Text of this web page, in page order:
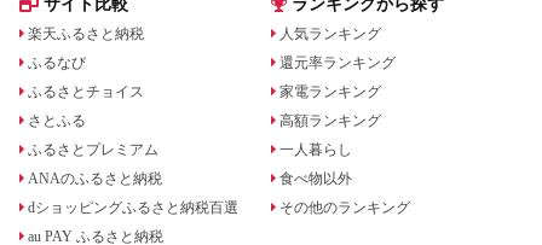
サイト比較
楽天ふるさと納税
ふるなび
ふるさとチョイス
さとふる
ふるさとプレミアム
ANAのふるさと納税
dショッピングふるさと納税百選
au PAY ふるさと納税
ランキングから探す
人気ランキング
還元率ランキング
家電ランキング
高額ランキング
一人暮らし
食べ物以外
その他のランキング